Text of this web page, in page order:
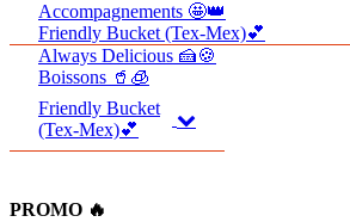
Accompagnements 🤩👑
Friendly Bucket (Tex-Mex)💕
Always Delicious 🍰🍪
Boissons 🥤🧊
Friendly Bucket
(Tex-Mex)💕
PROMO 🔥